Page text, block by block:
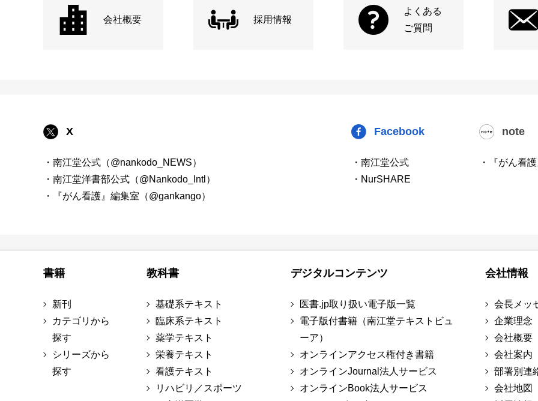
会社概要 採用情報
よくある
ご質問
X
・南江堂公式（@nankodo_NEWS）
・南江堂洋書部公式（@Nankodo_Intl）
・『がん看護』編集室（@gankango）
Facebook
・南江堂公式
・NurSHARE
note
・『がん看
書籍
新刊
カテゴリから
探す
シリーズから
探す
教科書
基礎系テキスト
臨床系テキスト
薬学テキスト
栄養テキスト
看護テキスト
リハビリ／スポーツ
デジタルコンテンツ
医書.jp取り扱い電子版一覧
電子版付書籍（南江堂テキストビュ
ーア）
オンラインアクセス権付き書籍
オンラインJournal法人サービス
オンラインBook法人サービス
会社情報
会長メッ
企業理念
会社概要
会社案内
部署別連
会社地図